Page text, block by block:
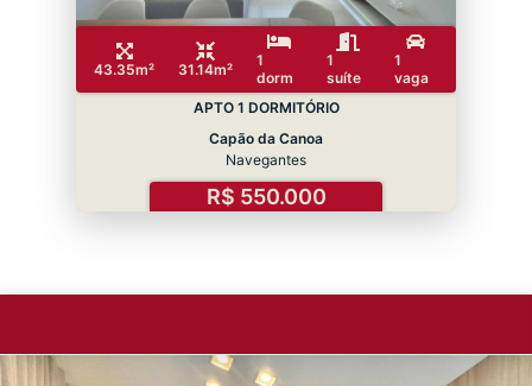
43.35m² 31.14m²
1
dorm
1
suíte
1
vaga
APTO 1 DORMITÓRIO
Capão da Canoa
Navegantes
R$ 550.000